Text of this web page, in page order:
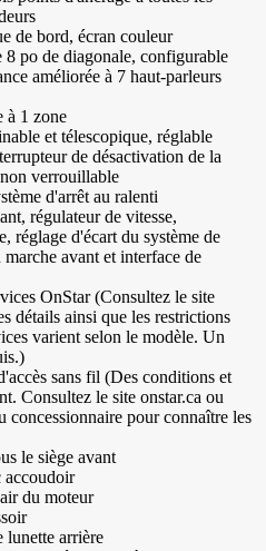
de bord, écran couleur
8 po de diagonale, configurable
améliorée à 7 haut-parleurs
à 1 zone
et télescopique, réglable
de désactivation de la
verrouillable
d'arrêt au ralenti
régulateur de vitesse,
réglage d'écart du système de
avant et interface de
OnStar (Consultez le site
détails ainsi que les restrictions
varient selon le modèle. Un
sans fil (Des conditions et
Consultez le site onstar.ca ou
concessionnaire pour connaître les
le siège avant
accoudoir
du moteur
lunette arrière